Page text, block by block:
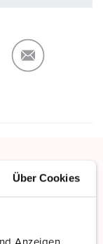
Über Cookies
ADD
terminals